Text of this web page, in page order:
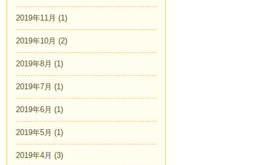
2019年11月 (1)
2019年10月 (2)
2019年8月 (1)
2019年7月 (1)
2019年6月 (1)
2019年5月 (1)
2019年4月 (3)